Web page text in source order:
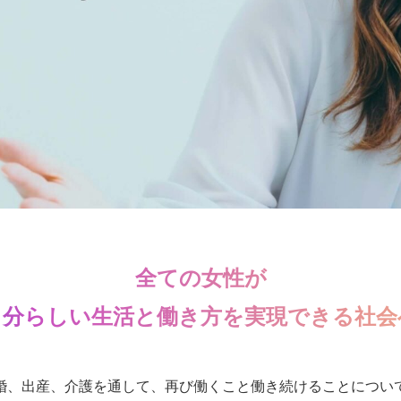
全ての女性が
らしい生活と働き方を実現できる社
、出産、介護を通して、再び働くこと働き続けることについ